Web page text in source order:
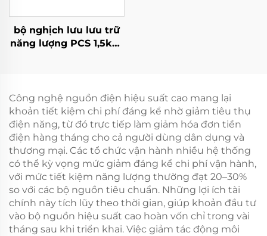
bộ nghịch lưu lưu trữ
năng lượng PCS 1,5kW
Công nghệ nguồn điện hiệu suất cao mang lại
khoản tiết kiệm chi phí đáng kể nhờ giảm tiêu thụ
điện năng, từ đó trực tiếp làm giảm hóa đơn tiền
điện hàng tháng cho cả người dùng dân dụng và
thương mại. Các tổ chức vận hành nhiều hệ thống
có thể kỳ vọng mức giảm đáng kể chi phí vận hành,
với mức tiết kiệm năng lượng thường đạt 20–30%
so với các bộ nguồn tiêu chuẩn. Những lợi ích tài
chính này tích lũy theo thời gian, giúp khoản đầu tư
vào bộ nguồn hiệu suất cao hoàn vốn chỉ trong vài
tháng sau khi triển khai. Việc giảm tác động môi